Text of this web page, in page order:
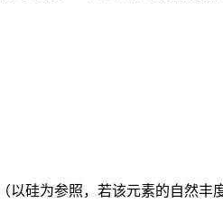
为参照，若该元素的自然丰